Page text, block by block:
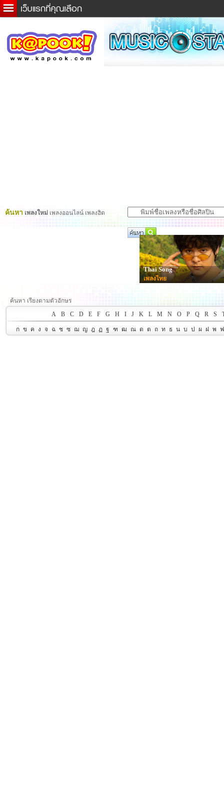
ข่าวด่วน
ละคร
ค้นหา เพลงใหม่ เพลงออนไลน์ เพลงฮิต
Thai Song
เพลงไทย
ค้นหา เรียงตามตัวอักษร
A
B C D E F G H I J K L M N O P Q R S
ก ข ค ง จ ฉ ช ซ ฌ ญ ฎ ฏ ฐ ฑ ฒ ณ ด ต ถ ท ธ น บ ป ผ ฝ พ ฟ